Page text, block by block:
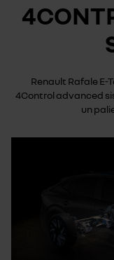
Renault Rafale E-
4Control advanced
un